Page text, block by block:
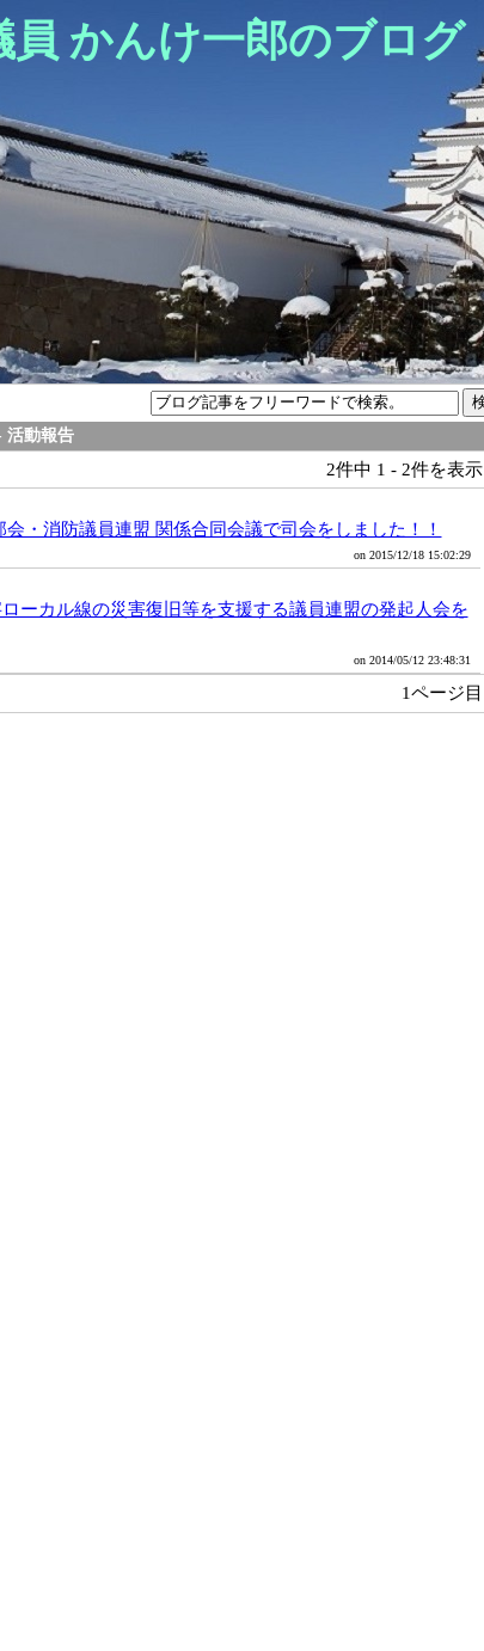
員 かんけ一郎のブログ
活動報告
2件中 1 - 2件を表示
会・消防議員連盟 関係合同会議で司会をしました！！
on 2015/12/18 15:02:29
ローカル線の災害復旧等を支援する議員連盟の発起人会を
on 2014/05/12 23:48:31
1ページ目